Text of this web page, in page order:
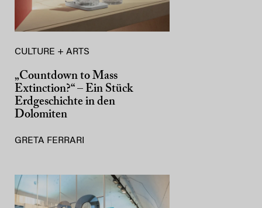
CULTURE + ARTS
„Countdown to Mass
Extinction?“ – Ein Stück
Erdgeschichte in den
Dolomiten
GRETA FERRARI